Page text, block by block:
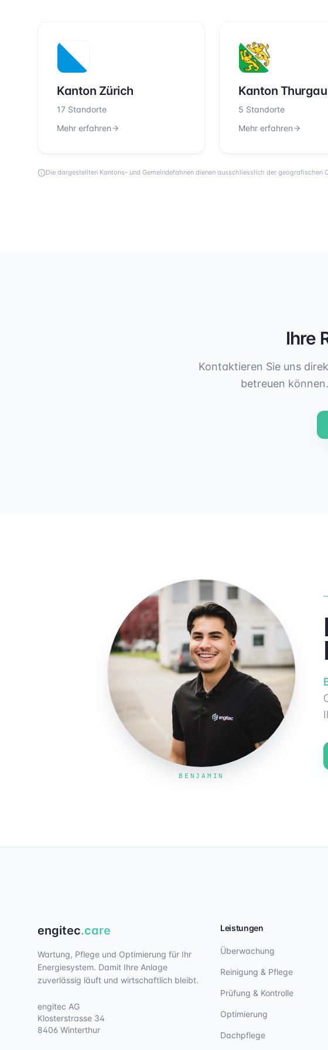
Kanton Zürich
17 Standorte
Mehr erfahren
Kanton Thurgau
5 Standorte
Mehr erfahren
Die dargestellten Kantons- und Gemeindefahnen dienen ausschliesslich der geografischen
Ihre
Kontaktieren Sie uns
betreuen
BENJAMIN
engitec.care
Wartung, Pflege und Optimierung für Ihr
Energiesystem. Damit Ihre Anlage
zuverlässig läuft und wirtschaftlich bleibt.
engitec AG
Klosterstrasse 34
8406 Winterthur
Leistungen
Überwachung
Reinigung & Pflege
Prüfung & Kontrolle
Optimierung
Dachpflege